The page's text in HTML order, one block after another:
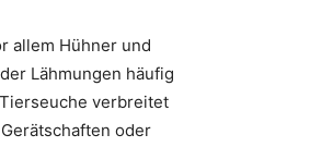
allem Hühner und
Lähmungen häufig
verbreitet
oder